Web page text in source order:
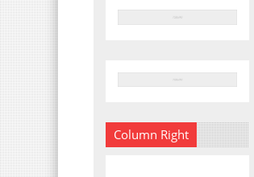
Column Right